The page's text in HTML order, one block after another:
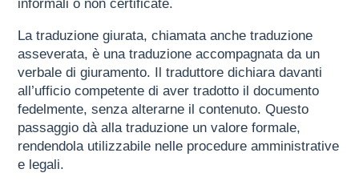
informali o non certificate.
La traduzione giurata, chiamata anche traduzione
asseverata, è una traduzione accompagnata da un
verbale di giuramento. Il traduttore dichiara davanti
all’ufficio competente di aver tradotto il documento
fedelmente, senza alterarne il contenuto. Questo
passaggio dà alla traduzione un valore formale,
rendendola utilizzabile nelle procedure amministrative
e legali.